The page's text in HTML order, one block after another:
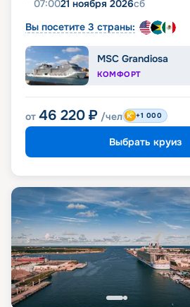
07:0021 ноября 2026сб
Вы посетите 3 страны:
MSC Grandiosa
КОМФОРТ
от 46 220 ₽ /чел +1 000
Выбрать круиз